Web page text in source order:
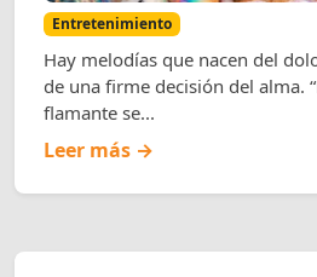
Entretenimiento
Hay melodías que nacen del
de una firme decisión del alma.
flamante se...
Leer más →